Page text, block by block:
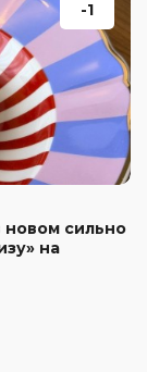
-1
новом сильно
на